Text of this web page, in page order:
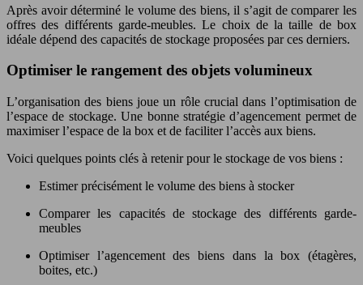
Après avoir déterminé le volume des biens, il s’agit de comparer les
offres des différents garde-meubles. Le choix de la taille de box
idéale dépend des capacités de stockage proposées par ces derniers.
Optimiser le rangement des objets volumineux
L’organisation des biens joue un rôle crucial dans l’optimisation de
l’espace de stockage. Une bonne stratégie d’agencement permet de
maximiser l’espace de la box et de faciliter l’accès aux biens.
Voici quelques points clés à retenir pour le stockage de vos biens :
Estimer précisément le volume des biens à stocker
Comparer les capacités de stockage des différents garde-
meubles
Optimiser l’agencement des biens dans la box (étagères,
boites, etc.)